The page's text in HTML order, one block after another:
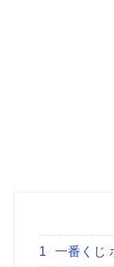
1 一番くじ